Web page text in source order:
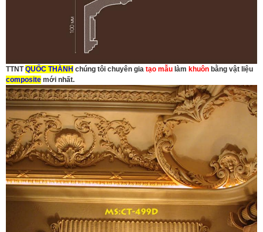
TTNTQUỐC THÀNH chúng tôi chuyên gia tạo mẫu làm khuôn bằng vật liệu
composite mới nhất.